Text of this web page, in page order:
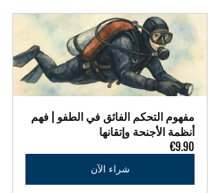
مفهوم التحكم الفائق في الطفو | فهم
أنظمة الأجنحة وإتقانها
€9.90
شراء الآن